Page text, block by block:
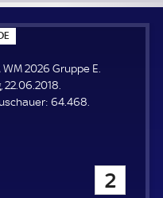
P
E
L
E
N
2026 Gruppe E.
22.06.2018.
Z
64.468.
2